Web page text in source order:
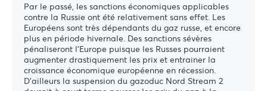
Par le passé, les sanctions économiques applicables
contre la Russie ont été relativement sans effet. Les
Européens sont très dépendants du gaz russe, et encore
plus en période hivernale. Des sanctions sévères
pénaliseront l’Europe puisque les Russes pourraient
augmenter drastiquement les prix et entrainer la
croissance économique européenne en récession.
D’ailleurs la suspension du gazoduc Nord Stream 2